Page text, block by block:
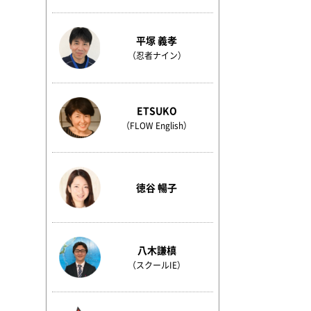
平塚 義孝
（忍者ナイン）
ETSUKO
（FLOW English）
徳谷 暢子
八木謙槙
（スクールIE）